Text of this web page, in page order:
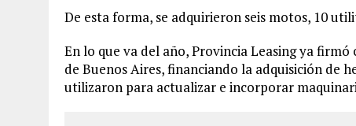
De esta forma, se adquirieron seis motos, 10
En lo que va del año, Provincia Leasing ya
de Buenos Aires, financiando la adquisición de
utilizaron para actualizar e incorporar